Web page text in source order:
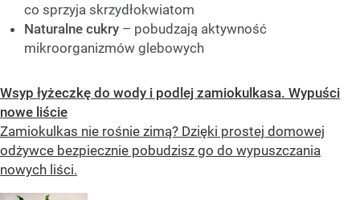
co sprzyja skrzydłokwiatom
Naturalne cukry – pobudzają aktywność
mikroorganizmów glebowych
Wsyp łyżeczkę do wody i podlej zamiokulkasa. Wypuści
nowe liście
Zamiokulkas nie rośnie zimą? Dzięki prostej domowej
odżywce bezpiecznie pobudzisz go do wypuszczania
nowych liści.